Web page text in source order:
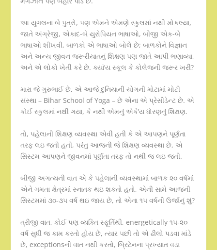
આ યુગલના બે પુત્રો, પણ એમને એમણે સ્કુલમાં નથી મોકલ્યા,
જાતે અંગ્રેજી, એકાદ-બે યુરોપિયન ભાષાઓ, બીજી એક-બે
ભાષાઓ શીખવી, બાળકો એ ભાષાઓ બોલે છે; બાળકોને વિજ્ઞાન
અને અન્ય જીવન જરૂરીયાતનું શિક્ષણ પણ જાતે આપી ભણાવ્યા,
અને એ લોકો ખેતી કરે છે. ક્યાં’ય સ્કૂલ કે કોલેજની જરૂર ખરી?
મારા જે ગુરુભાઈ છે, એ આજે દુનિયાની યોગની મોટામાં મોટી
સંસ્થા – Bihar School of Yoga – છે એના એ પ્રેસીડેન્ટ છે. એ
કોઈ સ્કુલમાં નથી ગયા, કે નથી એમનું એકે’ય ધોરણનું શિક્ષણ.
તો, પહેલાની શિક્ષણ વ્યવસ્થા એવી હતી કે એ આપણને પૂર્ણતા
તરફ લઇ જતી હતી, પરંતુ આજની જે શિક્ષણ વ્યવસ્થા છે, એ
સિસ્ટમ આપણને જીવનમાં પૂર્ણતા તરફ તો નથી જ લઇ જતી.
બીજી અગત્યની વાત એ કે પહેલાની વ્યવસ્થામાં બાળક ૨૦ વર્ષમાં
એને ગમતા ક્ષેત્રમાં સ્નાતક થઇ શકતો હતો, એની સામે આજની
સિસ્ટમમાં ૩૦-૩૫ વર્ષ થઇ જાય છે, તો એના ૧૫ વર્ષની ઉર્જાનું શું?
ત્રીજી વાત, કોઈ પણ વ્યક્તિ સ્ફૂર્તિથી, energetically ૧૫-૨૦
વર્ષ સુધી જ કામ કરતો હોય છે, ત્યાર પછી તો એ ઢીલો પડવા માંડે
છે, exceptionsની વાત નથી કરતો, બ્રિટેનના પ્રખ્યાત વડા